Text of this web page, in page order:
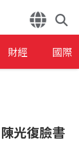
財經 國際
光復臉書